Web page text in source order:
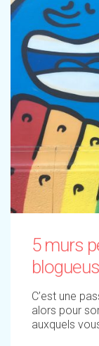
5 murs
C’est une
alors pour
auxquels